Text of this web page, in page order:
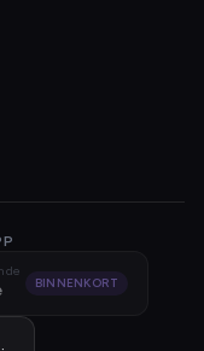
de
BINNENKORT